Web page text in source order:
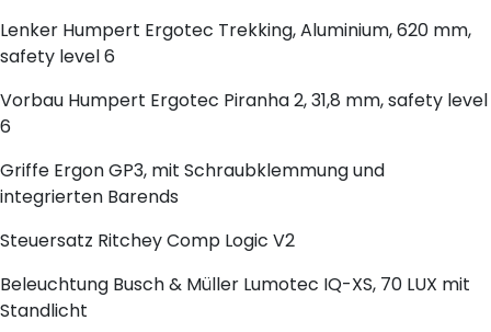
Lenker Humpert Ergotec Trekking, Aluminium, 620 mm,
safety level 6
Vorbau Humpert Ergotec Piranha 2, 31,8 mm, safety level
6
Griffe Ergon GP3, mit Schraubklemmung und
integrierten Barends
Steuersatz Ritchey Comp Logic V2
Beleuchtung Busch & Müller Lumotec IQ-XS, 70 LUX mit
Standlicht